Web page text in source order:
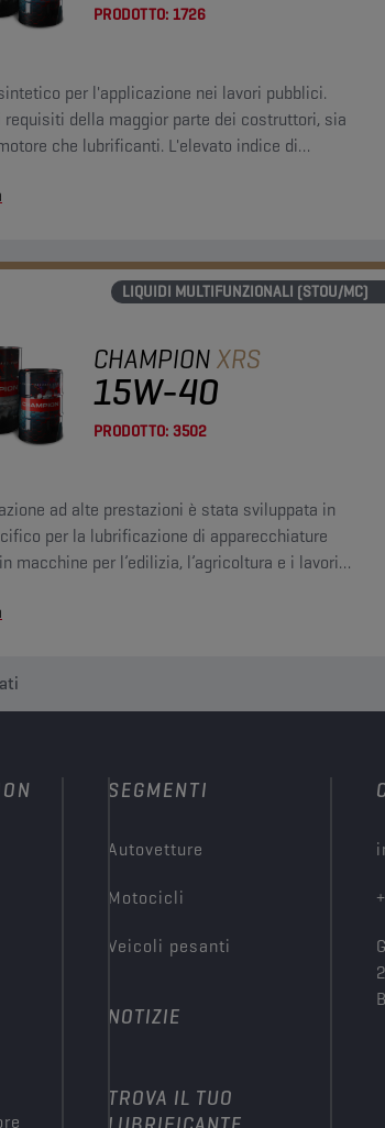
PRODOTTO: 1726
per l'applicazione nei lavori pubblici.
requisiti della maggior parte dei costruttori, sia
che lubrificanti. L'elevato indice di
LIQUIDI MULTIFUNZIONALI (STOU/MC)
CHAMPIONXRS
15W-40
PRODOTTO: 3502
ad alte prestazioni è stata sviluppata in
per la lubrificazione di apparecchiature
macchine per l’edilizia, l’agricoltura e i lavori
SEGMENTI
Autovetture
Motocicli
Veicoli pesanti
NOTIZIE
TROVA IL TUO